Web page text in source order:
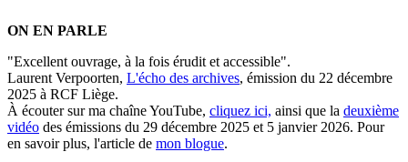
ON EN PARLE
"Excellent ouvrage, à la fois érudit et accessible".
Laurent Verpoorten, L'écho des archives, émission du 22 décembre
2025 à RCF Liège.
À écouter sur ma chaîne YouTube, cliquez ici, ainsi que la deuxième
vidéo des émissions du 29 décembre 2025 et 5 janvier 2026. Pour
en savoir plus, l'article de mon blogue.